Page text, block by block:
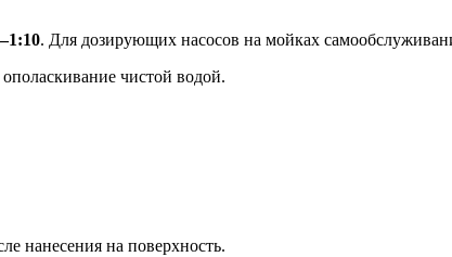
. Для дозирующих насосов на мойках
чистой водой.
нанесения на поверхность.